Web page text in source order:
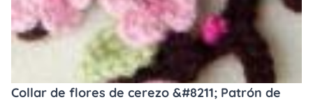
Collar de flores de cerezo &#8211; Patrón de